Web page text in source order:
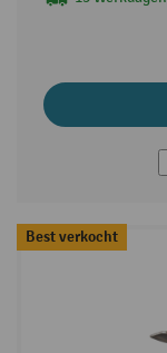
Best verkocht